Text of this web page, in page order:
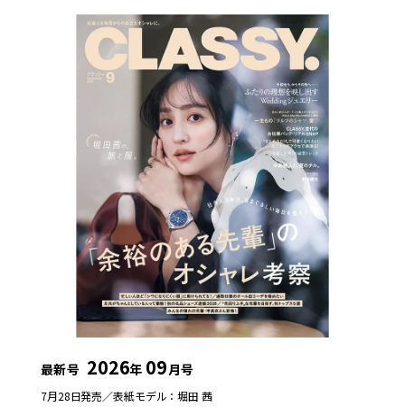
最新号 2026年 09月号
7月28日発売／表紙モデル：堀田 茜